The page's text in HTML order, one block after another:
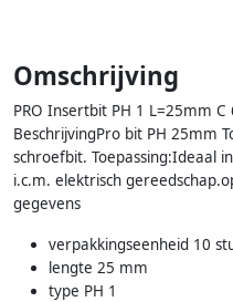
Omschrijving
PRO Insertbit PH 1 L=25mm C
BeschrijvingPro bit PH 25mm
schroefbit. Toepassing:Ideaal
i.c.m. elektrisch
gegevens
verpakkingseenheid 10
lengte 25 mm
type PH 1